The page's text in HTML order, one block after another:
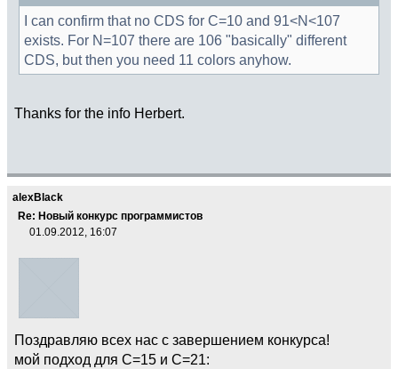
I can confirm that no CDS for C=10 and 91<N<107
exists. For N=107 there are 106 "basically" different
CDS, but then you need 11 colors anyhow.
Thanks for the info Herbert.
alexBlack
Re: Новый конкурс программистов
01.09.2012, 16:07
Поздравляю всех нас с завершением конкурса!
мой подход для C=15 и C=21: